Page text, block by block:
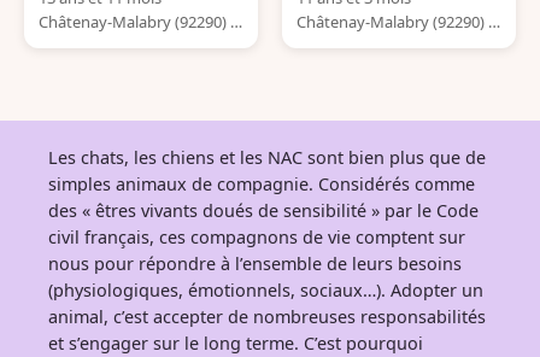
Châtenay-Malabry (92290) F
rance
Châtenay-Malabry (92290) F
rance
Les chats, les chiens et les NAC sont bien plus que de
simples animaux de compagnie. Considérés comme
des « êtres vivants doués de sensibilité » par le Code
civil français, ces compagnons de vie comptent sur
nous pour répondre à l’ensemble de leurs besoins
(physiologiques, émotionnels, sociaux…). Adopter un
animal, c’est accepter de nombreuses responsabilités
et s’engager sur le long terme. C’est pourquoi